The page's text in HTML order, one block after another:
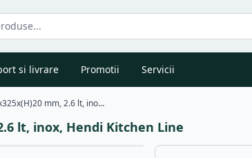
si livrare Promotii Servicii
Tava Gastronorm GN 1/1, 530x325x(H)20 mm, 2.6 lt, inox, Hendi Kitchen Line
lt, inox, Hendi Kitchen Line